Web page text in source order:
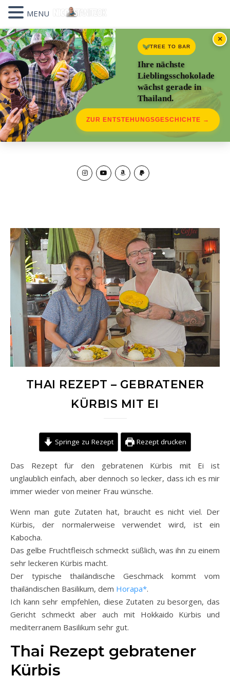
THAI REZEPT – GEBRATENER
KÜRBIS MIT EI
Springe zu Rezept Rezept drucken
Das Rezept für den gebratenen Kürbis mit Ei ist
unglaublich einfach, aber dennoch so lecker, dass ich es mir
immer wieder von meiner Frau wünsche.
Wenn man gute Zutaten hat, braucht es nicht viel. Der
Kürbis, der normalerweise verwendet wird, ist ein
Kabocha.
Das gelbe Fruchtfleisch schmeckt süßlich, was ihn zu einem
sehr leckeren Kürbis macht.
Der typische thailändische Geschmack kommt vom
thailändischen Basilikum, dem Horapa*.
Ich kann sehr empfehlen, diese Zutaten zu besorgen, das
Gericht schmeckt aber auch mit Hokkaido Kürbis und
mediterranem Basilikum sehr gut.
Thai Rezept gebratener
Kürbis
×
TREE TO BAR
Ihre nächste
Lieblingsschokolade
wächst gerade in
Thailand.
ZUR ENTSTEHUNGSGESCHICHTE →
MENU